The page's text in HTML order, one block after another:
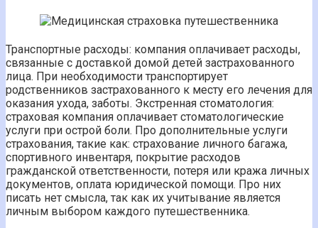
Транспортные расходы: компания оплачивает расходы,
связанные с доставкой домой детей застрахованного
лица. При необходимости транспортирует
родственников застрахованного к месту его лечения для
оказания ухода, заботы. Экстренная стоматология:
страховая компания оплачивает стоматологические
услуги при острой боли. Про дополнительные услуги
страхования, такие как: страхование личного багажа,
спортивного инвентаря, покрытие расходов
гражданской ответственности, потеря или кража личных
документов, оплата юридической помощи. Про них
писать нет смысла, так как их учитывание является
личным выбором каждого путешественника.